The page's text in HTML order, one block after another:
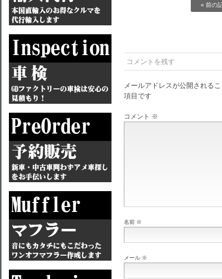
« 前の
コメントを残す
メールアドレスが公開される
項目です
コメント ※
名前 ※
メール ※